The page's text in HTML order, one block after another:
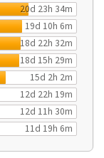
20d 23h 34m
19d 10h 6m
18d 22h 32m
18d 15h 29m
15d 2h 2m
12d 22h 19m
12d 11h 30m
11d 19h 6m